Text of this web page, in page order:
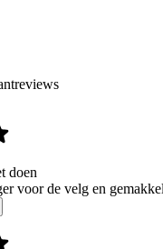
doen
voor de velg en